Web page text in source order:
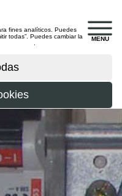
MENU
fines analíticos. Puedes
todas”. Puedes cambiar la